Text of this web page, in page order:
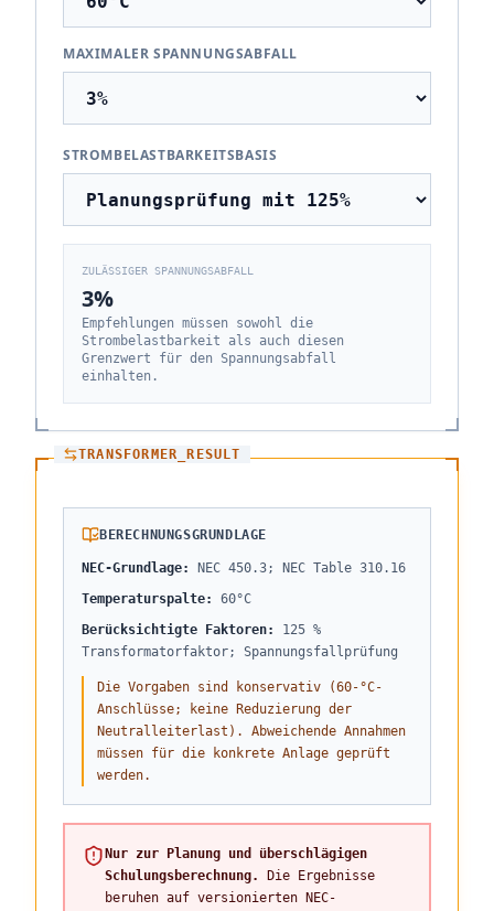
MAXIMALER SPANNUNGSABFALL
STROMBELASTBARKEITSBASIS
ZULÄSSIGER SPANNUNGSABFALL
3%
Empfehlungen müssen sowohl die
Strombelastbarkeit als auch diesen
Grenzwert für den Spannungsabfall
einhalten.
TRANSFORMER_RESULT
BERECHNUNGSGRUNDLAGE
NEC-Grundlage:
NEC 450.3; NEC Table 310.16
Temperaturspalte: 60°C
Berücksichtigte Faktoren: 125 %
Transformatorfaktor; Spannungsfallprüfung
Die Vorgaben sind konservativ (60-°C-
Anschlüsse; keine Reduzierung der
Neutralleiterlast). Abweichende Annahmen
müssen für die konkrete Anlage geprüft
werden.
Nur zur Planung und überschlägigen
Schulungsberechnung.
Die Ergebnisse
beruhen auf versionierten NEC-